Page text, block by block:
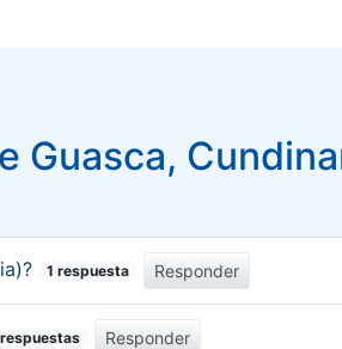
Guasca,
1 respuesta Responder
Responder